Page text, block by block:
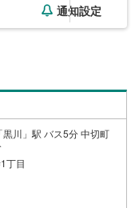
通知設定
川」駅 バス5分 中切町
丁目